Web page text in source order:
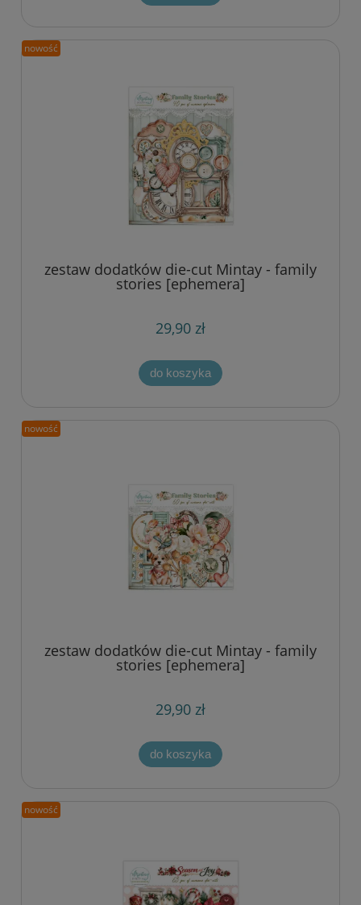
zestaw dodatków die-cut Mintay - family
stories [ephemera]
29,90 zł
do koszyka
nowość
zestaw dodatków die-cut Mintay - family
stories [ephemera]
29,90 zł
do koszyka
nowość
nowość